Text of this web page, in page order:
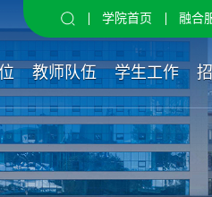
学院首页 融合
教师队伍 学生工作